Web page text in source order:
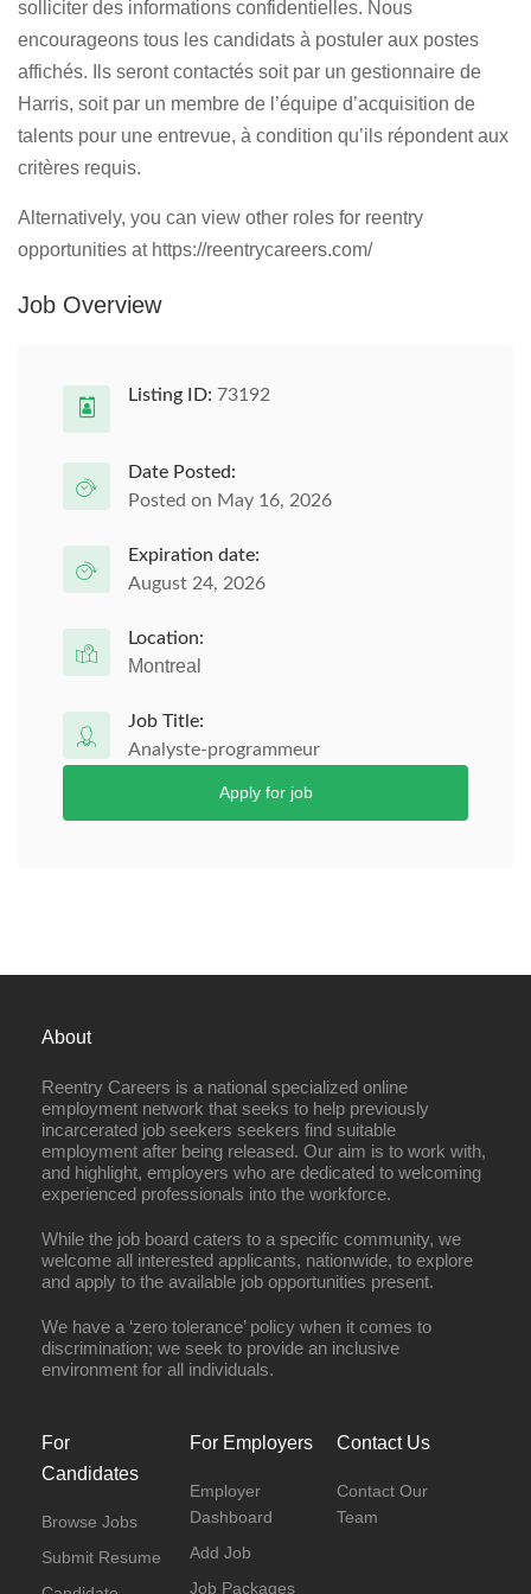
solliciter des informations confidentielles. Nous
encourageons tous les candidats à postuler aux postes
affichés. Ils seront contactés soit par un gestionnaire de
Harris, soit par un membre de l’équipe d’acquisition de
talents pour une entrevue, à condition qu’ils répondent aux
critères requis.
Alternatively, you can view other roles for reentry
opportunities at https://reentrycareers.com/
Job Overview
Listing ID: 73192
Date Posted:
Posted on May 16, 2026
Expiration date:
August 24, 2026
Location:
Montreal
Job Title:
Analyste-programmeur
Apply for job
About
Reentry Careers is a national specialized online
employment network that seeks to help previously
incarcerated job seekers seekers find suitable
employment after being released. Our aim is to work with,
and highlight, employers who are dedicated to welcoming
experienced professionals into the workforce.
While the job board caters to a specific community, we
welcome all interested applicants, nationwide, to explore
and apply to the available job opportunities present.
We have a ‘zero tolerance’ policy when it comes to
discrimination; we seek to provide an inclusive
environment for all individuals.
For
Candidates
Browse Jobs
Submit Resume
For Employers
Employer
Dashboard
Add Job
Job Packages
Contact Us
Contact Our
Team